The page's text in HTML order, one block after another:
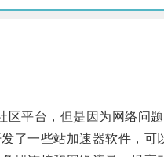
台，但是因为网络问题
一些站加速器软件，可